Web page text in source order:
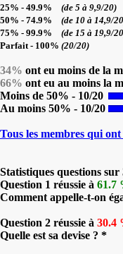
25% - 49.9% (de 5 à 9,9/20)
50% - 74.9% (de 10 à 14,9/
75% - 99.9% (de 15 à 19,9/
Parfait - 100% (20/20)
34% ont eu moins de la
66% ont eu au moins la
Moins de 50% - 10/20
Au moins 50% - 10/20
Tous les membres qui
Statistiques questions sur
Question 1 réussie à 61.7
Comment appelle-t-on
Question 2 réussie à 30.4
Quelle est sa devise ? *